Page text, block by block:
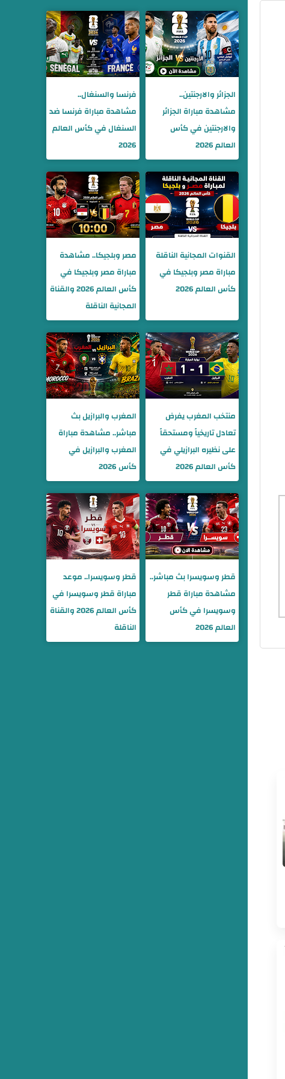
الجزائر والارجنتين..
مشاهدة مباراة الجزائر
والارجنتين في كأس
العالم 2026
فرنسا والسنغال..
مشاهدة مباراة فرنسا ضد
السنغال في كأس العالم
2026
القنوات المجانية الناقلة
مباراة مصر وبلجيكا في
كأس العالم 2026
مصر وبلجيكا.. مشاهدة
مباراة مصر وبلجيكا في
كأس العالم 2026 والقناة
المجانية الناقلة
منتخب المغرب يفرض
تعادل تاريخياً ومستحقاً
على نظيره البرازيلي في
كأس العالم 2026
المغرب والبرازيل بث
مباشر.. مشاهدة مباراة
المغرب والبرازيل في
كأس 2026
قطر وسويسرا بث مباشر..
مشاهدة مباراة قطر
وسويسرا في كأس
العالم 2026
قطر وسويسرا.. موعد
مباراة قطر وسويسرا في
كأس العالم 2026 والقناة
الناقلة